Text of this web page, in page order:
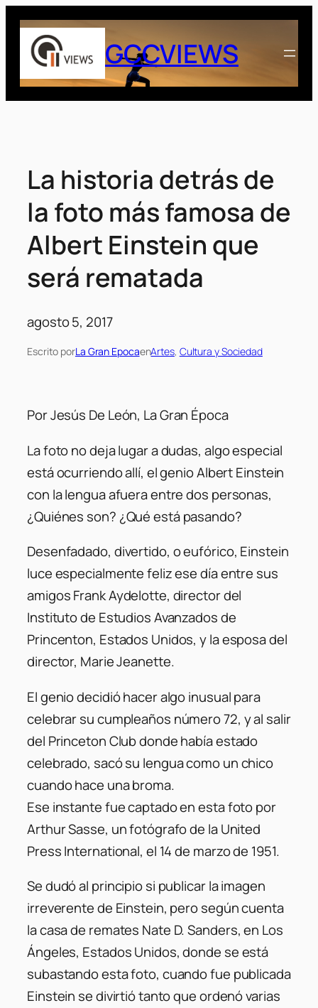
Saltar
contenido
GCCVIEWS
La historia detrás de
la foto más famosa de
Albert Einstein que
será rematada
agosto 5, 2017
Escrito porLa Gran EpocaenArtes, Cultura y Sociedad
Por Jesús De León, La Gran Época
La foto no deja lugar a dudas, algo especial
está ocurriendo allí, el genio Albert Einstein
con la lengua afuera entre dos personas,
¿Quiénes son? ¿Qué está pasando?
Desenfadado, divertido, o eufórico, Einstein
luce especialmente feliz ese día entre sus
amigos Frank Aydelotte, director del
Instituto de Estudios Avanzados de
Princenton, Estados Unidos, y la esposa del
director, Marie Jeanette.
El genio decidió hacer algo inusual para
celebrar su cumpleaños número 72, y al salir
del Princeton Club donde había estado
celebrado, sacó su lengua como un chico
cuando hace una broma.
Ese instante fue captado en esta foto por
Arthur Sasse, un fotógrafo de la United
Press International, el 14 de marzo de 1951.
Se dudó al principio si publicar la imagen
irreverente de Einstein, pero según cuenta
la casa de remates Nate D. Sanders, en Los
Ángeles, Estados Unidos, donde se está
subastando esta foto, cuando fue publicada
Einstein se divirtió tanto que ordenó varias